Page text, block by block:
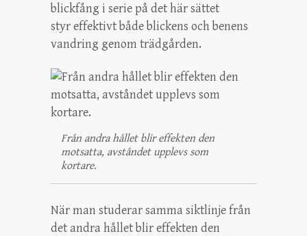
blickfång i serie på det här sättet
styr effektivt både blickens och benens
vandring genom trädgården.
Från andra hållet blir effekten den
motsatta, avståndet upplevs som
kortare.
När man studerar samma siktlinje från
det andra hållet blir effekten den